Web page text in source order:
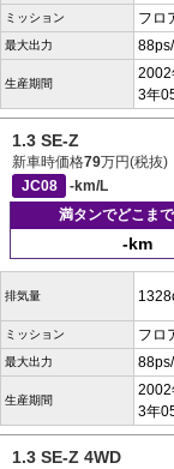
ミッション フロ
最大出力
生産期間
2002
3年
1.3 SE-Z
新車時価格79万円(税抜)
JC08
-km/L
満タンでどこま
-km
排気量
ミッション フロ
最大出力
生産期間
2002
3年
1.3 SE-Z 4WD